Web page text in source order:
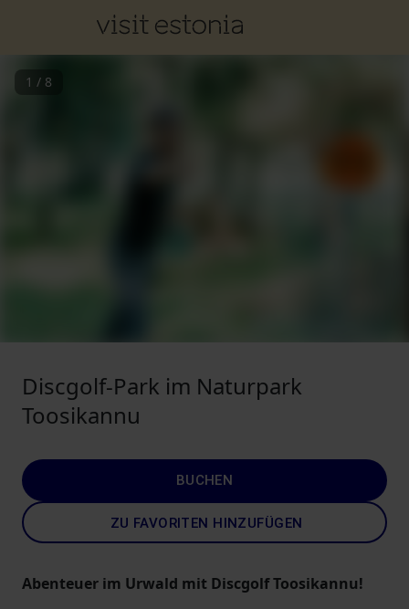
1 / 8
Discgolf-Park im Naturpark
Toosikannu
BUCHEN
ZU FAVORITEN HINZUFÜGEN
Abenteuer im Urwald mit Discgolf Toosikannu!